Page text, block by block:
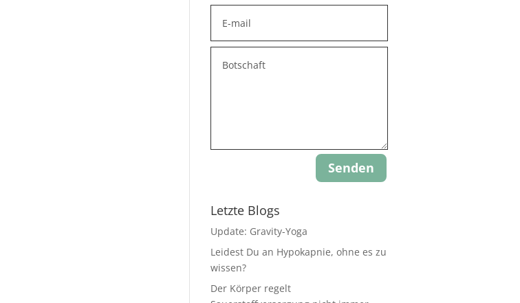
Senden
Letzte Blogs
Update: Gravity-Yoga
Leidest Du an Hypokapnie, ohne es zu
wissen?
Der Körper regelt